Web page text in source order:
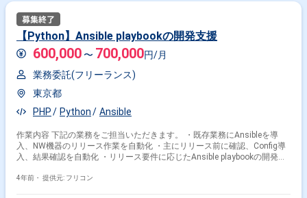
【Python】Ansible playbookの開発支援
600,000 〜 700,000円/月
業務委託(フリーランス)
東京都
PHP
Python Ansible
作業内容 下記の業務をご担当いただきます。 ・既存業務にAnsibleを導
入、NW機器のリリース作業を自動化 ・主にリリース前に確認、Config導
入、結果確認を自動化 ・リリース要件に応じたAnsible playbookの開発業
4年前・ 提供元: フリコン